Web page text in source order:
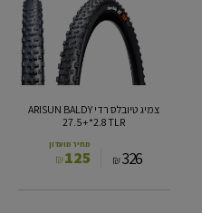
27.5+*2.8
צמיג טיובלס רדי ARISUN BALDY
27.5+*2.8 TLR
מחיר מועדון
125
₪ 326
₪